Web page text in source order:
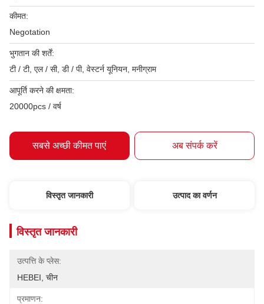
कीमत:
Negotation
भुगतान की शर्तें:
टी / टी, एल / सी, डी / पी, वेस्टर्न यूनियन, मनीग्राम
आपूर्ति करने की क्षमता:
20000pcs / वर्ष
सबसे अच्छी कीमत पाएं अब संपर्क करें
विस्तृत जानकारी उत्पाद का वर्णन
विस्तृत जानकारी
उत्पत्ति के प्लेस:
HEBEI, चीन
प्रमाणन: